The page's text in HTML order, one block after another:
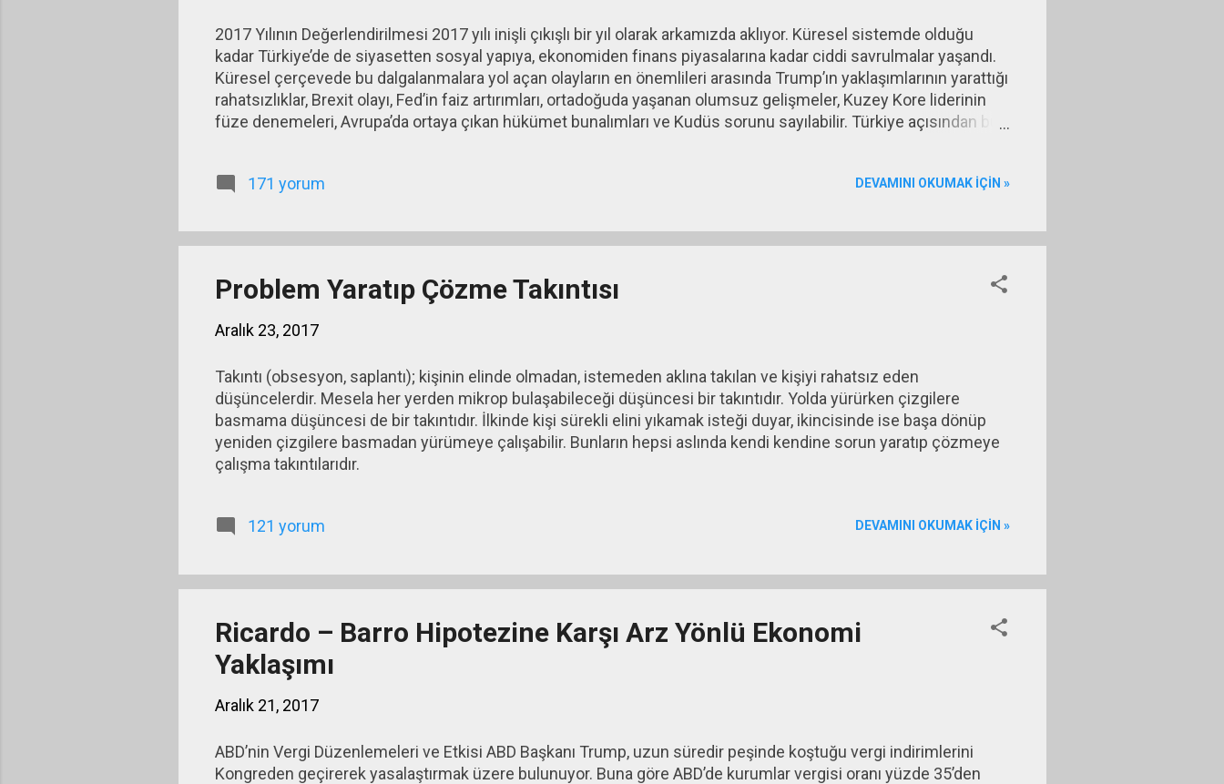
2017 Yılının Değerlendirilmesi 2017 yılı inişli çıkışlı bir yıl olarak arkamızda aklıyor. Küresel sistemde olduğu
kadar Türkiye’de de siyasetten sosyal yapıya, ekonomiden finans piyasalarına kadar ciddi savrulmalar yaşandı.
Küresel çerçevede bu dalgalanmalara yol açan olayların en önemlileri arasında Trump’ın yaklaşımlarının yarattığı
rahatsızlıklar, Brexit olayı, Fed’in faiz artırımları, ortadoğuda yaşanan olumsuz gelişmeler, Kuzey Kore liderinin
füze denemeleri, Avrupa’da ortaya çıkan hükümet bunalımları ve Kudüs sorunu sayılabilir. Türkiye açısından bu
işsizliğin düşürülememesi, turizmde yaşanan sorunlar, ABD ile çıkan vize sorununun etkileri, Zarrab davasının
171 yorum DEVAMINI OKUMAK IÇIN »
Problem Yaratıp Çözme Takıntısı
Aralık 23, 2017
Takıntı (obsesyon, saplantı); kişinin elinde olmadan, istemeden aklına takılan ve kişiyi rahatsız eden
düşüncelerdir. Mesela her yerden mikrop bulaşabileceği düşüncesi bir takıntıdır. Yolda yürürken çizgilere
basmama düşüncesi de bir takıntıdır. İlkinde kişi sürekli elini yıkamak isteği duyar, ikincisinde ise başa dönüp
yeniden çizgilere basmadan yürümeye çalışabilir. Bunların hepsi aslında kendi kendine sorun yaratıp çözmeye
çalışma takıntılarıdır.
121 yorum DEVAMINI OKUMAK IÇIN »
Ricardo – Barro Hipotezine Karşı Arz Yönlü Ekonomi
Yaklaşımı
Aralık 21, 2017
ABD’nin Vergi Düzenlemeleri ve Etkisi ABD Başkanı Trump, uzun süredir peşinde koştuğu vergi indirimlerini
Kongreden geçirerek yasalaştırmak üzere bulunuyor. Buna göre ABD’de kurumlar vergisi oranı yüzde 35’den